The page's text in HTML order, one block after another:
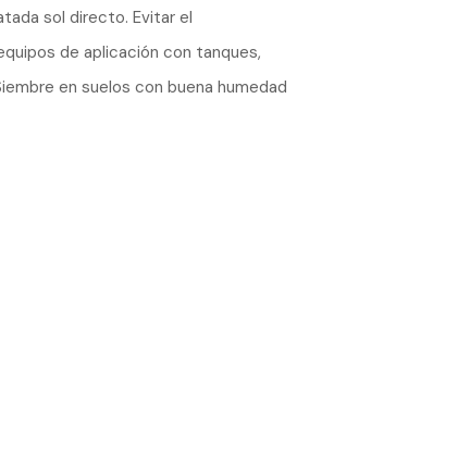
sol directo. Evitar el
de aplicación con tanques,
en suelos con buena humedad